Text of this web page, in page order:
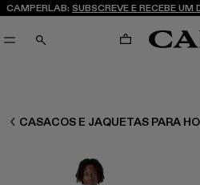
CAMPERLAB: SUBSCREVE E RECEBE
PESQUISAR CARRINHO
HOMEM READY TO WEAR
CASACOS E JAQUETAS PARA